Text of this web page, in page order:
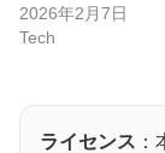
2026年2月7日
Tech
ライセンス